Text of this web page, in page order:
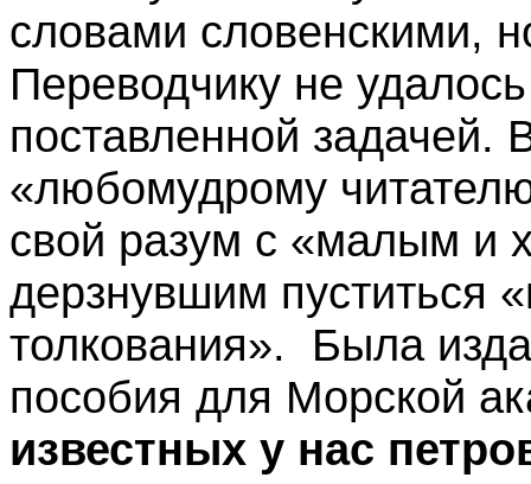
словами словенскими,
Переводчику не
поставленной задачей.
«любомудрому
свой разум с «малым и
дерзнувшим пуститься
толкования». Была
пособия для Морской
известных у нас